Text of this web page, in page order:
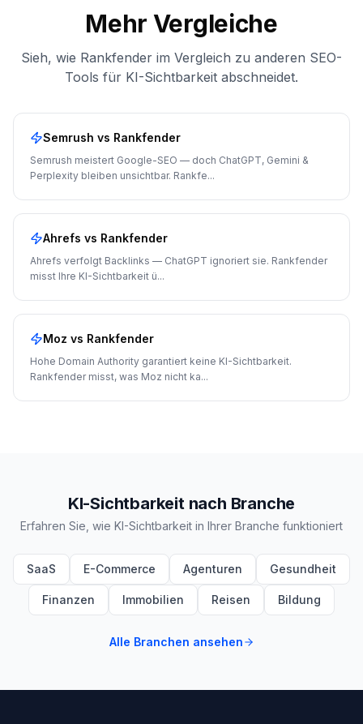
Mehr Vergleiche
Sieh, wie Rankfender im Vergleich zu anderen SEO-
Tools für KI-Sichtbarkeit abschneidet.
Semrush vs Rankfender
Semrush meistert Google-SEO — doch ChatGPT, Gemini &
Perplexity bleiben unsichtbar. Rankfe...
Ahrefs vs Rankfender
Ahrefs verfolgt Backlinks — ChatGPT ignoriert sie. Rankfender
misst Ihre KI-Sichtbarkeit ü...
Moz vs Rankfender
Hohe Domain Authority garantiert keine KI-Sichtbarkeit.
Rankfender misst, was Moz nicht ka...
KI-Sichtbarkeit nach Branche
Erfahren Sie, wie KI-Sichtbarkeit in Ihrer Branche funktioniert
SaaS E-Commerce Agenturen Gesundheit
Finanzen Immobilien Reisen Bildung
Alle Branchen ansehen